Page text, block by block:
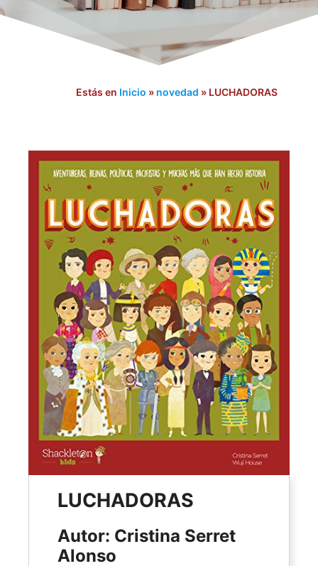
Estás en Inicio » novedad » LUCHADORAS
LUCHADORAS
Autor: Cristina Serret
Alonso